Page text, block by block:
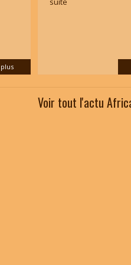
Voir tout l'actu